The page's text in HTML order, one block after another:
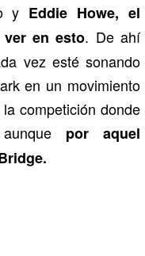
y Eddie Howe, el
en esto. De ahí
vez esté sonando
en un movimiento
competición donde
por aquel